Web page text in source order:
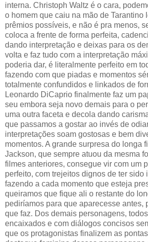
interna. Christoph Waltz é o cara,
o homem que caiu na mão de Tarantino
prêmios possíveis, e não é pra menos,
coloca a frente de forma perfeita,
dando interpretação e deixas para os
volta e faz tudo com a interpretação
poderia dar, é literalmente perfeito em
fazendo com que piadas e momentos
totalmente confundidos e linkados de
Leonardo DiCaprio finalmente faz um
seu embora seja novo demais para o
uma outra faceta e decola dando
que passamos a gostar ao invés de
interpretações soam gostosas e bem
momentos. A grande surpresa do longa
Jackson, que sempre atuou da mesma
filmes anteriores, consegue vir com um
perfeito, com trejeitos dignos de ter sido
fazendo a cada momento que esteja
queiramos que fique ali o restante do
pediríamos para que aparecesse antes,
que faz. Dos demais personagens,
encaixados e com diálogos concisos
que os protagonistas finalizem as